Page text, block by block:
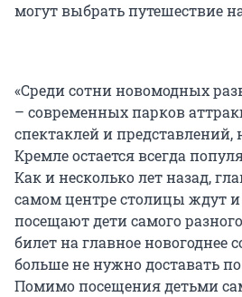
могут выбрать путешествие
«Среди сотни новомодных
– современных парков
спектаклей и представлений,
Кремле остается всегда
Как и несколько лет назад,
самом центре столицы ждут и
посещают дети самого
билет на главное новогоднее
больше не нужно доставать
Помимо посещения детьми